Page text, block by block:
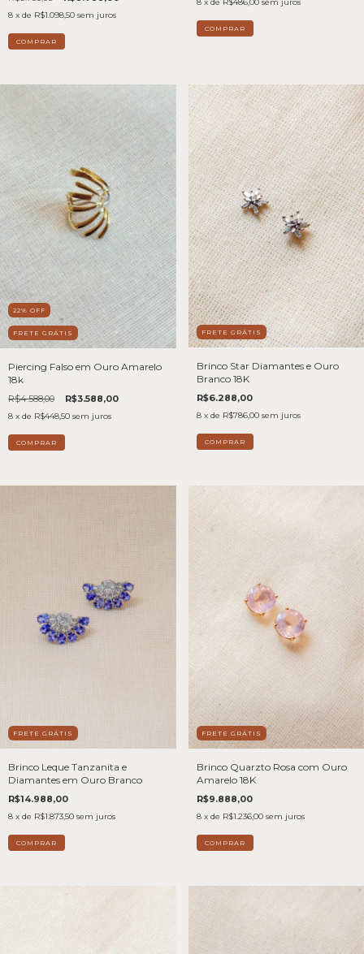
8 x de R$1.098,50 sem juros
22% OFF
FRETE GRÁTIS
Piercing Falso em Ouro Amarelo
18k
R$4.588,00 R$3.588,00
8 x de R$448,50 sem juros
FRETE GRÁTIS
Brinco Star Diamantes e Ouro
Branco 18K
R$6.288,00
8 x de R$786,00 sem juros
FRETE GRÁTIS
Brinco Leque Tanzanita e
Diamantes em Ouro Branco
R$14.988,00
8 x de R$1.873,50 sem juros
FRETE GRÁTIS
Brinco Quarzto Rosa com Ouro
Amarelo 18K
R$9.888,00
8 x de R$1.236,00 sem juros